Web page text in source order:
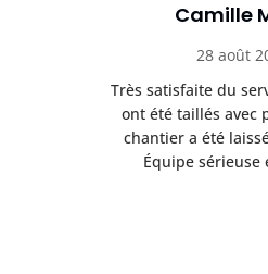
Camille
28 août
Très satisfaite du
ont été taillés avec
chantier a été
Équipe sérieuse